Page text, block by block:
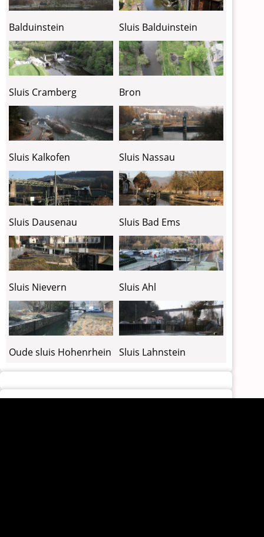
Balduinstein Sluis Balduinstein
Sluis Cramberg Bron
Sluis Kalkofen Sluis Nassau
Sluis Dausenau Sluis Bad Ems
Sluis Nievern Sluis Ahl
Oude sluis Hohenrhein Sluis Lahnstein